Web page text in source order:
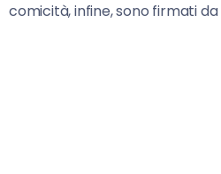
comicità, infine, sono firmati da